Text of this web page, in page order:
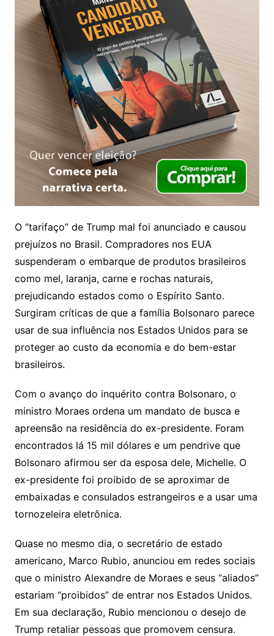
O “tarifaço” de Trump mal foi anunciado e causou
prejuízos no Brasil. Compradores nos EUA
suspenderam o embarque de produtos brasileiros
como mel, laranja, carne e rochas naturais,
prejudicando estados como o Espírito Santo.
Surgiram críticas de que a família Bolsonaro parece
usar de sua influência nos Estados Unidos para se
proteger ao custo da economia e do bem-estar
brasileiros.
Com o avanço do inquérito contra Bolsonaro, o
ministro Moraes ordena um mandato de busca e
apreensão na residência do ex-presidente. Foram
encontrados lá 15 mil dólares e um pendrive que
Bolsonaro afirmou ser da esposa dele, Michelle. O
ex-presidente foi proibido de se aproximar de
embaixadas e consulados estrangeiros e a usar uma
tornozeleira eletrônica.
Quase no mesmo dia, o secretário de estado
americano, Marco Rubio, anunciou em redes sociais
que o ministro Alexandre de Moraes e seus “aliados”
estariam “proibidos” de entrar nos Estados Unidos.
Em sua declaração, Rubio mencionou o desejo de
Trump retaliar pessoas que promovem censura.